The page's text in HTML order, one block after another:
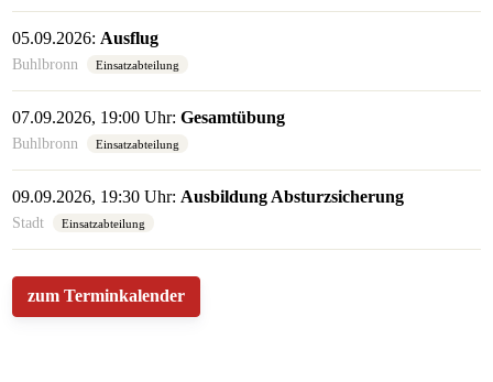
05.09.2026: Ausflug
Buhlbronn Einsatzabteilung
07.09.2026, 19:00 Uhr:Gesamtübung
Buhlbronn Einsatzabteilung
09.09.2026, 19:30 Uhr: Ausbildung Absturzsicherung
Stadt Einsatzabteilung
zum Terminkalender